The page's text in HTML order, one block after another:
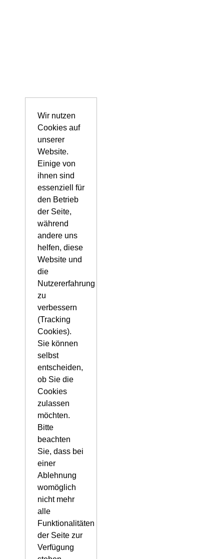
Wir nutzen
Cookies auf
unserer
Website.
Einige von
ihnen sind
essenziell für
den Betrieb
der Seite,
während
andere uns
helfen, diese
Website und
die
Nutzererfahrung
zu
verbessern
(Tracking
Cookies).
Sie können
selbst
entscheiden,
ob Sie die
Cookies
zulassen
möchten.
Bitte
beachten
Sie, dass bei
einer
Ablehnung
womöglich
nicht mehr
alle
Funktionalitäten
der Seite zur
Verfügung